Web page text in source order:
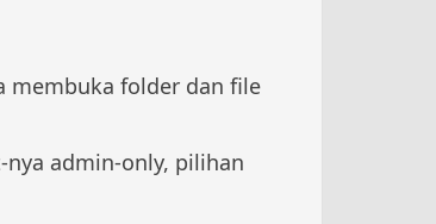
membuka folder dan file
admin-only, pilihan